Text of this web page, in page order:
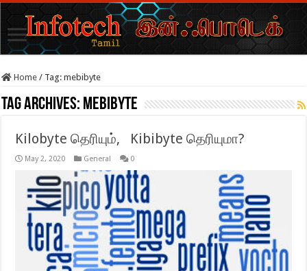
Home / Tag:mebibyte
Tag Archives: mebibyte
Kilobyte தெரியும், Kibibyte தெரியுமா?
May 2, 2020 General 0